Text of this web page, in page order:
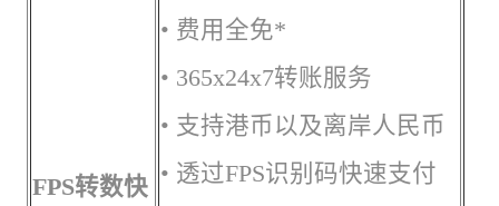
FPS转数快
• 费用全免*
• 365x24x7转账服务
• 支持港币以及离岸人民币
• 透过FPS识别码快速支付